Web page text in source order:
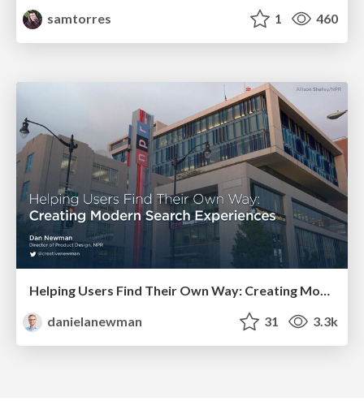
samtorres
1 460
danielanewman
31 3.3k